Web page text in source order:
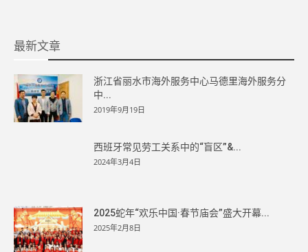
最新文章
浙江省丽水市海外服务中心马德里海外服务分
中...
2019年9月19日
西班牙常见劳工关系中的“盲区”&...
2024年3月4日
2025蛇年“欢乐中国·春节庙会”盛大开幕...
2025年2月8日